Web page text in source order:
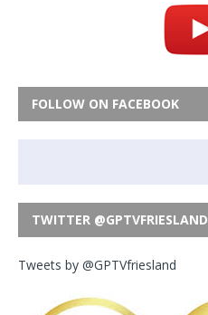
FOLLOW ON FACEBOOK
TWITTER @GPTVFRIESLAND
Tweets by @GPTVfriesland